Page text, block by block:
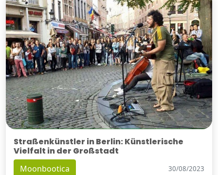
Straßenkünstler in Berlin: Künstlerische
Vielfalt in der Großstadt
Moonbootica 30/08/2023